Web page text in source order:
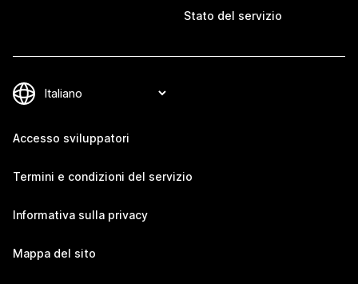
Stato del servizio
Accesso sviluppatori
Termini e condizioni del servizio
Informativa sulla privacy
Mappa del sito